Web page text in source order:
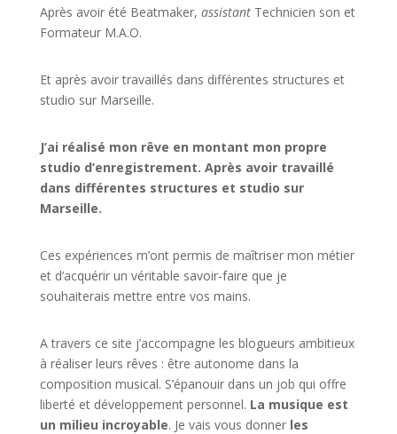
Après avoir été Beatmaker, assistant Technicien son et
Formateur M.A.O.
Et après avoir travaillés dans différentes structures et
studio sur Marseille.
J’ai réalisé mon rêve en montant mon propre
studio d’enregistrement. Après avoir travaillé
dans différentes structures et studio sur
Marseille.
Ces expériences m’ont permis de maîtriser mon métier
et d’acquérir un véritable savoir-faire que je
souhaiterais mettre entre vos mains.
A travers ce site j’accompagne les blogueurs ambitieux
à réaliser leurs rêves : être autonome dans la
composition musical. S’épanouir dans un job qui offre
liberté et développement personnel. La musique est
un milieu incroyable. Je vais vous donner les